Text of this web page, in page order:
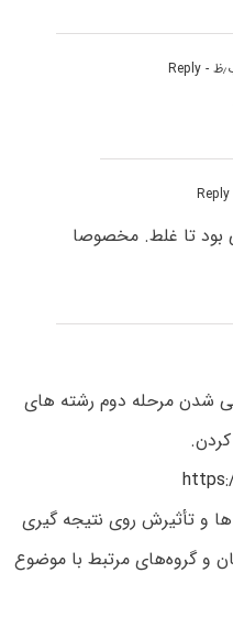
- Reply
بود تا غلط. مخصوصا
شدن مرحله دوم رشته های
و تأثیرش روی نتیجه گیری
و گروه‌های مرتبط با موضوع